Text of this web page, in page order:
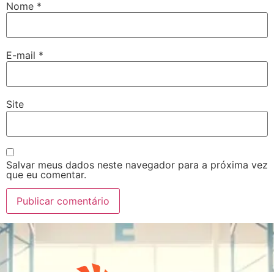
Nome *
E-mail *
Site
Salvar meus dados neste navegador para a próxima vez
que eu comentar.